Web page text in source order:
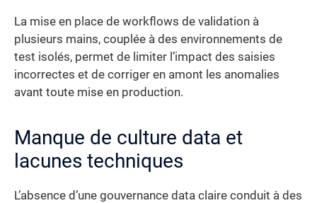
La mise en place de workflows de validation à
plusieurs mains, couplée à des environnements de
test isolés, permet de limiter l’impact des saisies
incorrectes et de corriger en amont les anomalies
avant toute mise en production.
Manque de culture data et
lacunes techniques
L’absence d’une gouvernance data claire conduit à des